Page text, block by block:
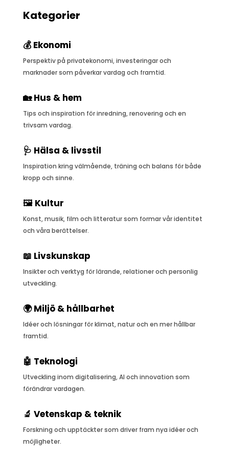
Kategorier
💰 Ekonomi
Perspektiv på privatekonomi, investeringar och
marknader som påverkar vardag och framtid.
🏡 Hus & hem
Tips och inspiration för inredning, renovering och en
trivsam vardag.
🩺 Hälsa & livsstil
Inspiration kring välmående, träning och balans för både
kropp och sinne.
🖼️ Kultur
Konst, musik, film och litteratur som formar vår identitet
och våra berättelser.
📖 Livskunskap
Insikter och verktyg för lärande, relationer och personlig
utveckling.
🌍 Miljö & hållbarhet
Idéer och lösningar för klimat, natur och en mer hållbar
framtid.
🤖 Teknologi
Utveckling inom digitalisering, AI och innovation som
förändrar vardagen.
🔬 Vetenskap & teknik
Forskning och upptäckter som driver fram nya idéer och
möjligheter.